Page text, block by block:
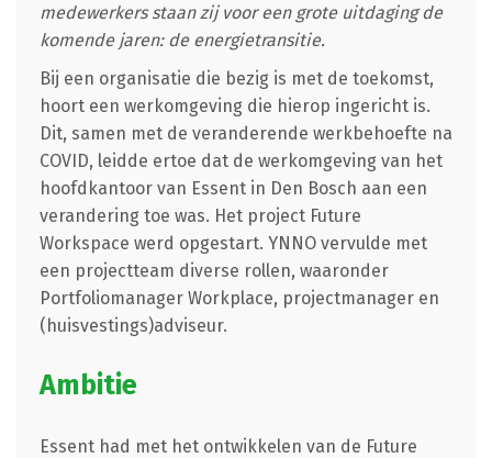
medewerkers staan zij voor een grote uitdaging de
komende jaren: de energietransitie.
Bij een organisatie die bezig is met de toekomst,
hoort een werkomgeving die hierop ingericht is.
Dit, samen met de veranderende werkbehoefte na
COVID, leidde ertoe dat de werkomgeving van het
hoofdkantoor van Essent in Den Bosch aan een
verandering toe was. Het project Future
Workspace werd opgestart. YNNO vervulde met
een projectteam diverse rollen, waaronder
Portfoliomanager Workplace, projectmanager en
(huisvestings)adviseur.
Ambitie
Essent had met het ontwikkelen van de Future